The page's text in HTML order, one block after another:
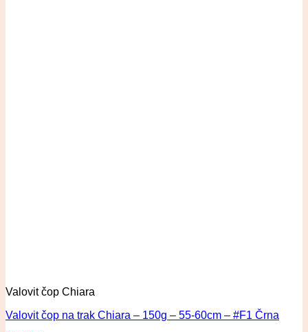
Valovit čop Chiara
Valovit čop na trak Chiara – 150g – 55-60cm – #F1 Črna